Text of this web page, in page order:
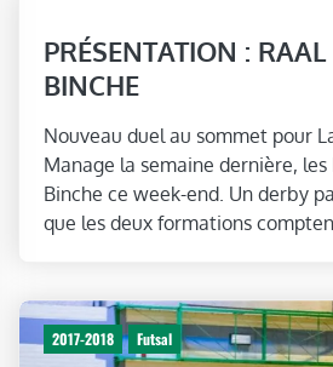
PRÉSENTATION : RAAL
BINCHE
Nouveau duel au sommet pour
Manage la semaine dernière,
Binche ce week-end. Un derby
que les deux formations
2017-2018 Futsal